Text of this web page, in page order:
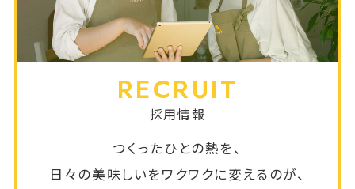
RECRUIT
採用情報
つくったひとの熱を、
日々の美味しいをワクワクに変えるのが、